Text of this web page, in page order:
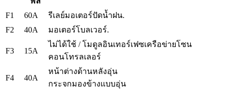
F1
60A
รีเลย์มอเตอร์ปัดน้ำฝน.
F2
40A มอเตอร์โบลเวอร์.
F3 15A
ไม่ได้ใช้ / โมดูลอินเทอร์เฟซเครือข่ายโซน
คอนโทรลเลอร์
F4 40A
หน้าต่างด้านหลังอุ่น
กระจกมองข้างแบบอุ่น